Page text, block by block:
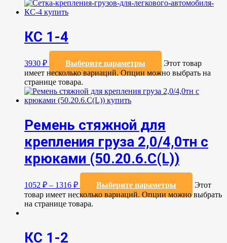
КС 1-4
3930 ₽ Выберите параметры
Этот товар
имеет несколько вариаций. Опции можно выбрать на
странице товара.
Ремень стяжной для
крепления груза 2,0/4,0тн с
крюками (50.20.6.C(L))
1052 ₽ – 1316 ₽ Выберите параметры
Этот
товар имеет несколько вариаций. Опции можно выбрать
на странице товара.
КС 1-2